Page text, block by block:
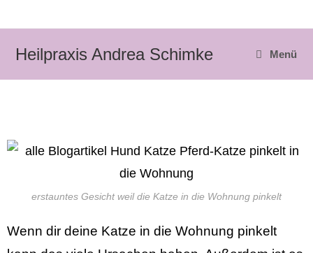
Heilpraxis Andrea Schimke Menü
erstauntes Gesicht weil die Katze in die Wohnung pinkelt
Wenn dir deine Katze in die Wohnung pinkelt